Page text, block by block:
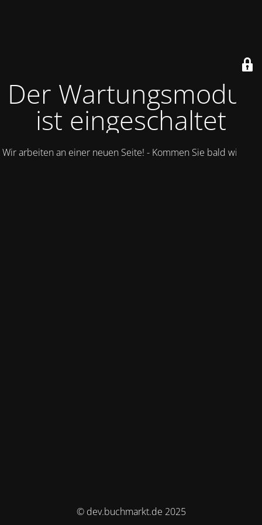
Der Wartungsmodus
ist eingeschaltet
Wir arbeiten an einer neuen Seite! - Kommen Sie bald wieder.
© dev.buchmarkt.de 2025